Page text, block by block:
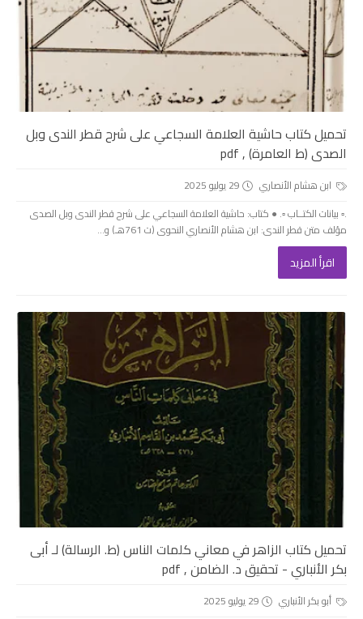
تحميل كتاب حاشية العلامة السجاعي على شرح قطر الندى وبل
الصدى (ط العامرة) , pdf
ابن هشام الأنصاري
29 يوليو 2025
.▫️ بيانات الكتــاب ▫️. ● كتاب: حاشية العلامة السجاعي على شرح قطر الندى وبل الصدى
مؤلف متن قطر الندى: ابن هشام الأنصاري النحوى (ت 761هـ) و...
اقرأ المزيد
تحميل كتاب الزاهر في معاني كلمات الناس (ط. الرسالة) لـ أبى
بكر الأنباري - تحقيق د. الضامن , pdf
أبو بكر الأنباري
29 يوليو 2025